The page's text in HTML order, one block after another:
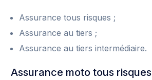
Assurance tous risques ;
Assurance au tiers ;
Assurance au tiers intermédiaire.
Assurance moto tous risques